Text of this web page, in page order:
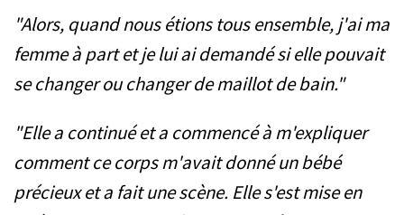
"Alors, quand nous étions tous ensemble, j'ai ma
femme à part et je lui ai demandé si elle pouvait
se changer ou changer de maillot de bain."
"Elle a continué et a commencé à m'expliquer
comment ce corps m'avait donné un bébé
précieux et a fait une scène. Elle s'est mise en